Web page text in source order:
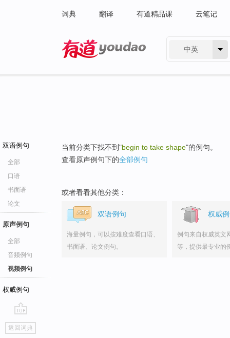
词典 翻译 有道精品课 云笔记
中英
双语例句
全部
口语
书面语
论文
原声例句
全部
音频例句
视频例句
权威例句
go
top
返回词典
当前分类下找不到"begin to take shape"的例句。
查看原声例句下的全部例句
或者看看其他分类：
双语例句
海量例句，可以按难度查看口语、
书面语、论文例句。
权威
例句来自权威英文
等，提供最专业的